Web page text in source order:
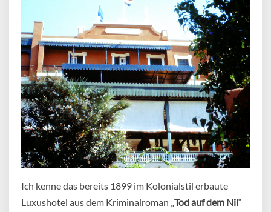
Ich kenne das bereits 1899 im Kolonialstil erbaute
Luxushotel aus dem Kriminalroman „Tod auf dem Nil“